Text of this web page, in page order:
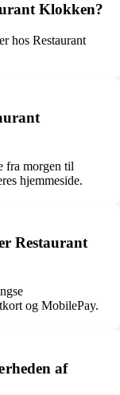
Klokken?
hos Restaurant
fra morgen til
hjemmeside.
Restaurant
og MobilePay.
af